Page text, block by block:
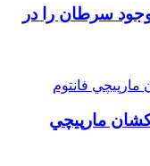
سرطان را در
مارپيچي